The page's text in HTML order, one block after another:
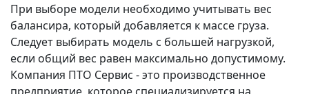
При выборе модели необходимо учитывать вес
балансира, который добавляется к массе груза.
Следует выбирать модель с большей нагрузкой,
если общий вес равен максимально допустимому.
Компания ПТО Сервис - это производственное